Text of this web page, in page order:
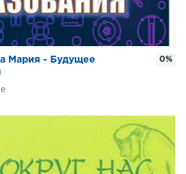
Мария - Будущее
0%